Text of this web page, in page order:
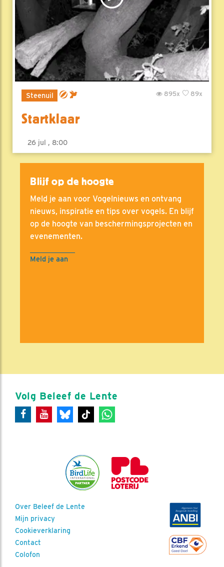
Steenuil 89x
895x
Startklaar
26 jul , 8:00
Blijf op de hoogte
Meld je aan voor Vogelnieuws en ontvang
nieuws, inspiratie en tips over vogels. En blijf
op de hoogte van beschermingsprojecten en
evenementen.
Meld je aan
Volg Beleef de Lente
Over Beleef de Lente
Mijn privacy
Cookieverklaring
Contact
Colofon